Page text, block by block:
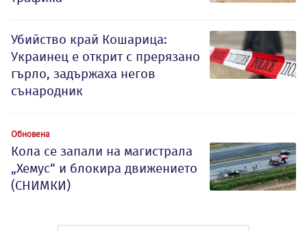
Убийство край Кошарица:
Украинец е открит с прерязано
гърло, задържаха негов
сънародник
Обновена
Кола се запали на магистрала
„Хемус“ и блокира движението
(СНИМКИ)